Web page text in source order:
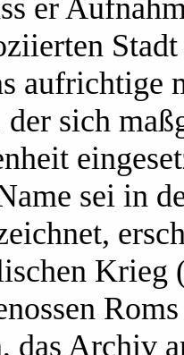
er
aufrichtige
sich
sei in
Krieg
das Archiv